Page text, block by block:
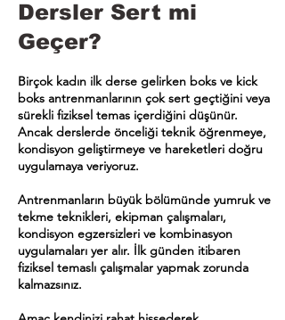
Dersler Sert mi
Geçer?
Birçok kadın ilk derse gelirken boks ve kick
boks antrenmanlarının çok sert geçtiğini veya
sürekli fiziksel temas içerdiğini düşünür.
Ancak derslerde önceliği teknik öğrenmeye,
kondisyon geliştirmeye ve hareketleri doğru
uygulamaya veriyoruz.
Antrenmanların büyük bölümünde yumruk ve
tekme teknikleri, ekipman çalışmaları,
kondisyon egzersizleri ve kombinasyon
uygulamaları yer alır. İlk günden itibaren
fiziksel temaslı çalışmalar yapmak zorunda
kalmazsınız.